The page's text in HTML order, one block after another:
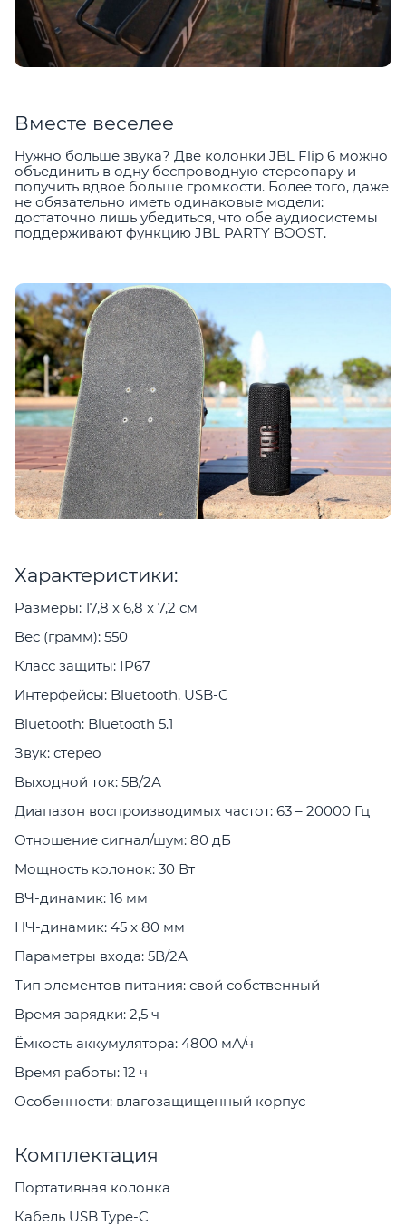
Вместе веселее
Нужно больше звука? Две колонки JBL Flip 6 можно
объединить в одну беспроводную стереопару и
получить вдвое больше громкости. Более того, даже
не обязательно иметь одинаковые модели:
достаточно лишь убедиться, что обе аудиосистемы
поддерживают функцию JBL PARTY BOOST.
Характеристики:
Размеры: 17,8 x 6,8 x 7,2 см
Вес (грамм): 550
Класс защиты: IP67
Интерфейсы: Bluetooth, USB-C
Bluetooth: Bluetooth 5.1
Звук: стерео
Выходной ток: 5В/2А
Диапазон воспроизводимых частот: 63 – 20000 Гц
Отношение сигнал/шум: 80 дБ
Мощность колонок: 30 Вт
ВЧ-динамик: 16 мм
НЧ-динамик: 45 x 80 мм
Параметры входа: 5В/2А
Тип элементов питания: свой собственный
Время зарядки: 2,5 ч
Ёмкость аккумулятора: 4800 мА/ч
Время работы: 12 ч
Особенности: влагозащищенный корпус
Комплектация
Портативная колонка
Кабель USB Type-C